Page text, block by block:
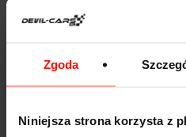
Zgoda
Niniejsza strona korzysta z